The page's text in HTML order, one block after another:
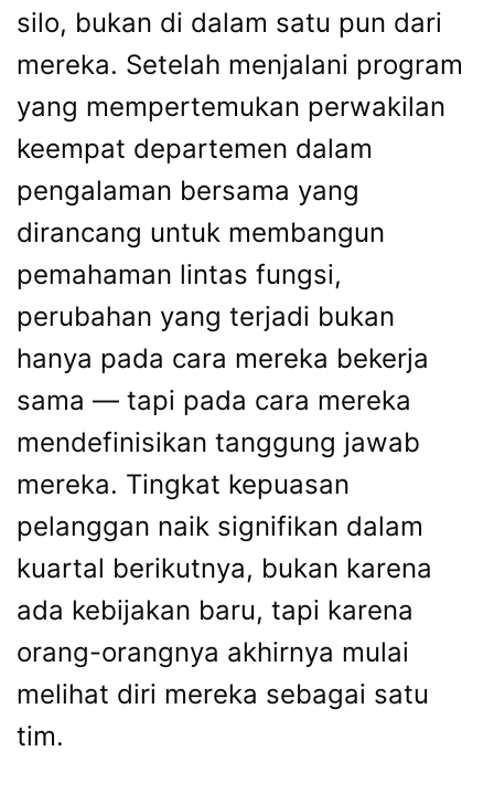
silo, bukan di dalam satu pun dari
mereka. Setelah menjalani program
yang mempertemukan perwakilan
keempat departemen dalam
pengalaman bersama yang
dirancang untuk membangun
pemahaman lintas fungsi,
perubahan yang terjadi bukan
hanya pada cara mereka bekerja
sama — tapi pada cara mereka
mendefinisikan tanggung jawab
mereka. Tingkat kepuasan
pelanggan naik signifikan dalam
kuartal berikutnya, bukan karena
ada kebijakan baru, tapi karena
orang-orangnya akhirnya mulai
melihat diri mereka sebagai satu
tim.